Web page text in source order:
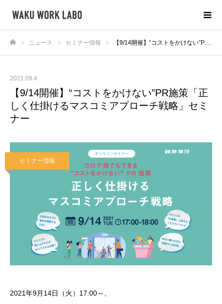
ニュース セミナー情報 【9/14開催】“コストをかけない”PR施策「正しく仕掛けるマスコミアプローチ戦略」セミナー
2021.09.4
【9/14開催】“コストをかけない”PR施策「正
しく仕掛けるマスコミアプローチ戦略」セミ
ナー
セミナー情報
2021年9月14日（火）17:00～、